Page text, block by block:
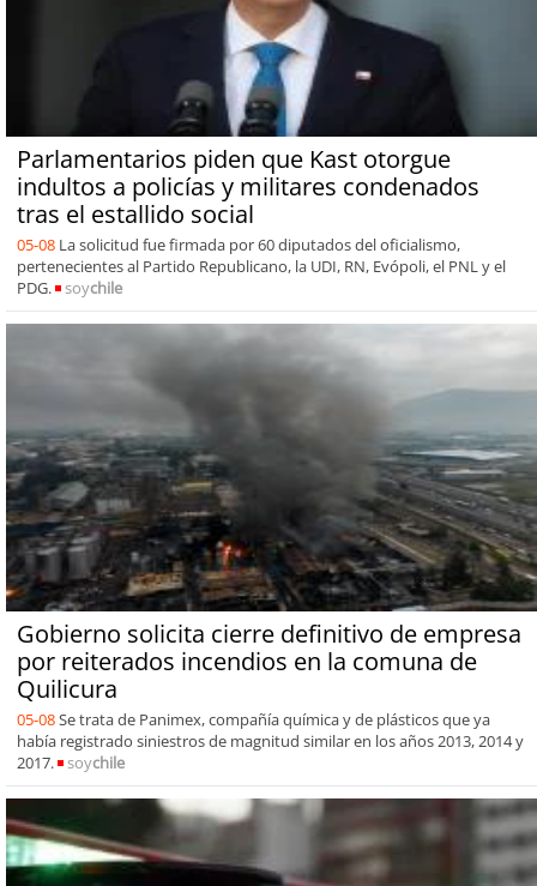
Parlamentarios piden que Kast otorgue
indultos a policías y militares condenados
tras el estallido social
05-08 La solicitud fue firmada por 60 diputados del oficialismo,
pertenecientes al Partido Republicano, la UDI, RN, Evópoli, el PNL y el
PDG.
soychile
Gobierno solicita cierre definitivo de empresa
por reiterados incendios en la comuna de
Quilicura
05-08Se trata de Panimex, compañía química y de plásticos que ya
había registrado siniestros de magnitud similar en los años 2013, 2014 y
2017.
soychile